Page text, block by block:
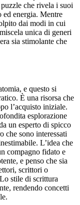
che rivela i suoi
ed energia. Mentre
dai modi in cui
unica di generi
sia stimolante che
e questo si
È una risorsa che
l’acquisto iniziale.
esplorazione
un esperto di spicco
che sono interessati
L’idea che
compagno fidato e
e penso che sia
scrittori o
stile di scrittura
rendendo concetti